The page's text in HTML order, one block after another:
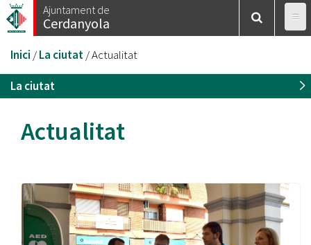
Vés
al
Ajuntament de
Cerdanyola
Esteu
aquí
Inici /La ciutat/Actualitat
La ciutat
Actualitat